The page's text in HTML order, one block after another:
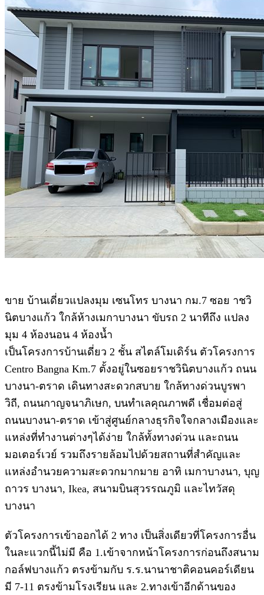
ขาย บ้านเดี่ยวแปลงมุม เซนโทร บางนา กม.7 ซอย าชวิ
นิตบางแก้ว ใกล้ห้างเมกาบางนา ขับรถ 2 นาทีถึง แปลง
มุม 4 ห้องนอน 4 ห้องน้ำ
เป็นโครงการบ้านเดี่ยว 2 ชั้น สไตล์โมเดิร์น ตัวโครงการ
Centro Bangna Km.7 ตั้งอยู่ในซอยราชวินิตบางแก้ว ถนน
บางนา-ตราด เดินทางสะดวกสบาย ใกล้ทางด่วนบูรพา
วิถี, ถนนกาญจนาภิเษก, บนทำเลคุณภาพดี เชื่อมต่อสู่
ถนนบางนา-ตราด เข้าสู่ศูนย์กลางธุรกิจใจกลางเมืองและ
แหล่งที่ทำงานต่างๆได้ง่าย ใกล้ทั้งทางด่วน และถนน
มอเตอร์เวย์ รวมถึงรายล้อมไปด้วยสถานที่สำคัญและ
แหล่งอำนวยความสะดวกมากมาย อาทิ เมกาบางนา, บุญ
ถาวร บางนา, Ikea, สนามบินสุวรรณภูมิ และไทวัสดุ
บางนา
ตัวโครงการเข้าออกได้ 2 ทาง เป็นสิ่งเดียวที่โครงการอื่น
ในละแวกนี้ไม่มี คือ 1.เข้าจากหน้าโครงการก่อนถึงสนาม
กอล์ฟบางแก้ว ตรงข้ามกับ ร.ร.นานาชาติคอนคอร์เดียน
มี 7-11 ตรงข้ามโรงเรียน และ 2.ทางเข้าอีกด้านของ